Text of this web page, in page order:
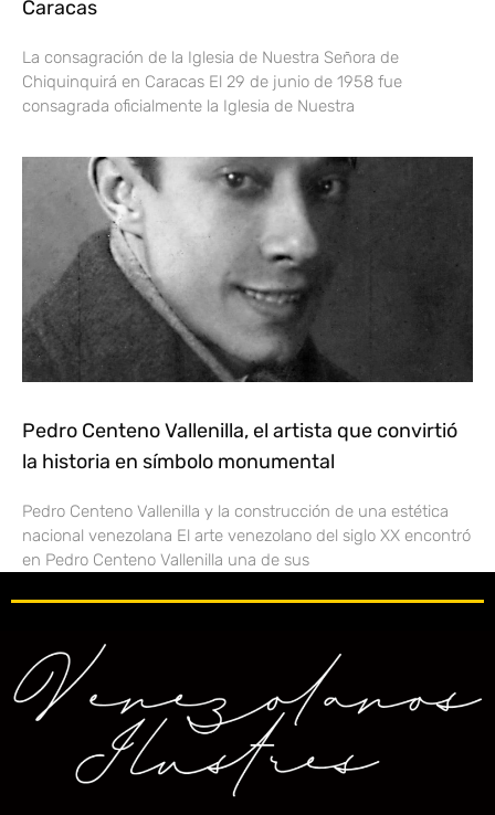
Caracas
La consagración de la Iglesia de Nuestra Señora de
Chiquinquirá en Caracas El 29 de junio de 1958 fue
consagrada oficialmente la Iglesia de Nuestra
Pedro Centeno Vallenilla, el artista que convirtió
la historia en símbolo monumental
Pedro Centeno Vallenilla y la construcción de una estética
nacional venezolana El arte venezolano del siglo XX encontró
en Pedro Centeno Vallenilla una de sus